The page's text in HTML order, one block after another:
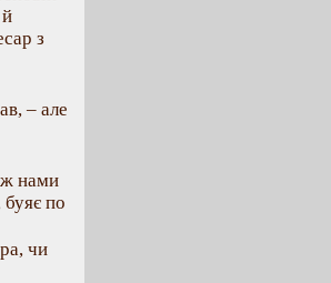
з
– але
нами
буяє по
чи